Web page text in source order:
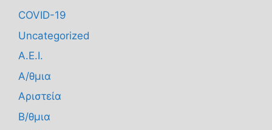
COVID-19
Uncategorized
Α.Ε.Ι.
Α/θμια
Αριστεία
Β/θμια